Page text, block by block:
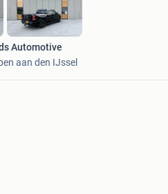
Automotive
aan den IJssel